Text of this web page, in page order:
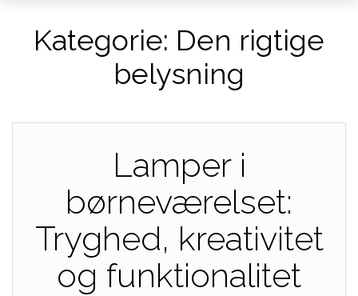
Kategorie: Den rigtige
belysning
Lamper i
børneværelset:
Tryghed, kreativitet
og funktionalitet